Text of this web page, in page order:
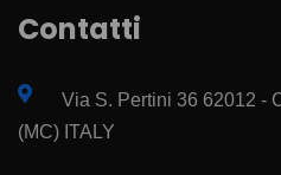
Contatti
Via S. Pertini 36 62012 -
(MC) ITALY